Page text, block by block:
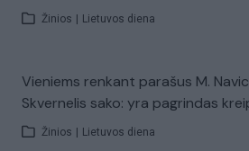
Žinios Lietuvos diena
Vieniems renkant parašus M.
Skvernelis sako: yra pagrindas
Žinios Lietuvos diena